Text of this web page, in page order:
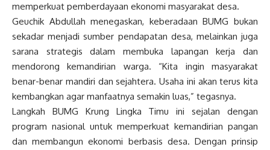
memperkuat pemberdayaan ekonomi masyarakat desa.
Geuchik Abdullah menegaskan, keberadaan BUMG bukan
sekadar menjadi sumber pendapatan desa, melainkan juga
sarana strategis dalam membuka lapangan kerja dan
mendorong kemandirian warga. “Kita ingin masyarakat
benar-benar mandiri dan sejahtera. Usaha ini akan terus kita
kembangkan agar manfaatnya semakin luas,” tegasnya.
Langkah BUMG Krung Lingka Timu ini sejalan dengan
program nasional untuk memperkuat kemandirian pangan
dan membangun ekonomi berbasis desa. Dengan prinsip